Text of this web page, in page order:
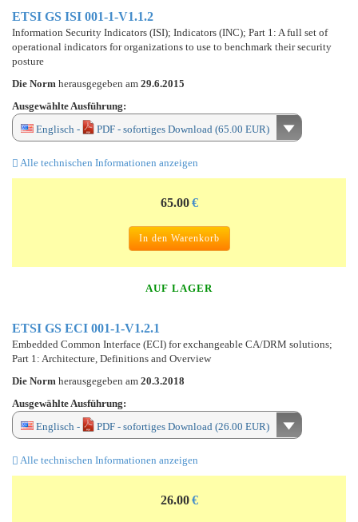
ETSI GS ISI 001-1-V1.1.2
Information Security Indicators (ISI); Indicators (INC); Part 1: A full set of
operational indicators for organizations to use to benchmark their security
posture
Die Norm herausgegeben am 29.6.2015
Ausgewählte Ausführung:
Englisch -
PDF - sofortiges Download (65.00 EUR)
Alle technischen Informationen anzeigen
65.00 €
In den Warenkorb
AUF LAGER
ETSI GS ECI 001-1-V1.2.1
Embedded Common Interface (ECI) for exchangeable CA/DRM solutions;
Part 1: Architecture, Definitions and Overview
Die Norm herausgegeben am 20.3.2018
Ausgewählte Ausführung:
Englisch -
PDF - sofortiges Download (26.00 EUR)
Alle technischen Informationen anzeigen
26.00 €